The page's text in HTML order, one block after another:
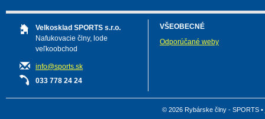
Velkosklad SPORTS s.r.o.
Nafukovacie člny, lode
veľkoobchod
info@sports.sk
033 778 24 24
VŠEOBECNÉ
Odporúčané weby
© 2026 Rybárske člny - SPORTS •